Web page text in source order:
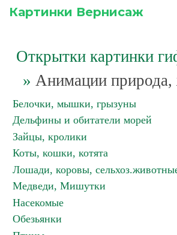
Картинки Вернисаж
Открытки картинки
» Анимации
Белочки, мышки, грызуны
Дельфины и обитатели морей
Зайцы, кролики
Коты, кошки, котята
Лошади, коровы,
Медведи, Мишутки
Насекомые
Обезьянки